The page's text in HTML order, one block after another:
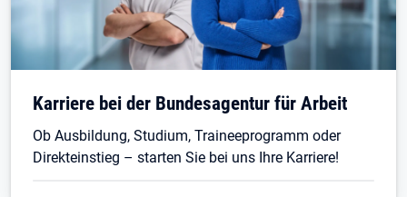
Öffnet in neuem Tab
Karriere bei der Bundesagentur für Arbeit
Ob Ausbildung, Studium, Traineeprogramm oder
Direkteinstieg – starten Sie bei uns Ihre Karriere!